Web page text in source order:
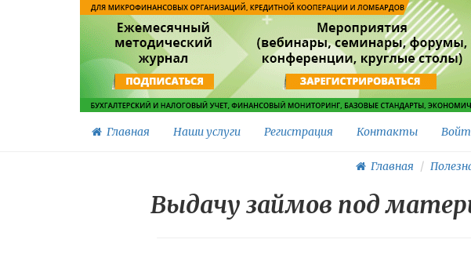
Главная Наши услуги Регистрация Контакты
Главная
Выдачу займов под